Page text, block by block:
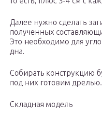
Далее нужно сделать
полученных
Это необходимо для
дна.
Собирать конструкцию
под них готовим дрелью.
Складная модель